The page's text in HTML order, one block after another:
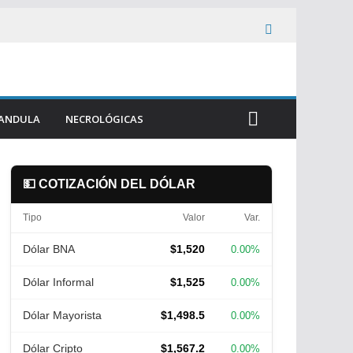
NECROLÓGICAS
💵 COTIZACIÓN DEL DÓLAR
Tipo Valor Var.
Dólar BNA $1,520 0.00%
Dólar Informal $1,525 0.00%
Dólar Mayorista $1,498.5 0.00%
Dólar Cripto $1,567.2 0.00%